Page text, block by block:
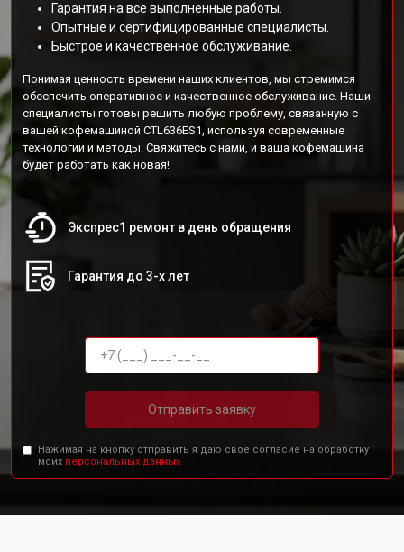
Гарантия на все выполненные работы.
Опытные и сертифицированные специалисты.
Быстрое и качественное обслуживание.
Понимая ценность времени наших клиентов, мы стремимся
обеспечить оперативное и качественное обслуживание. Наши
специалисты готовы решить любую проблему, связанную с
вашей кофемашиной CTL636ES1, используя современные
технологии и методы. Свяжитесь с нами, и ваша кофемашина
будет работать как новая!
Экспрес1 ремонт в день обращения
Гарантия до 3-х лет
Отправить заявку
Нажимая на кнопку отправить я даю свое согласие на обработку
моих персональных данных.